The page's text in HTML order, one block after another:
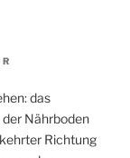
das
Nährboden
Richtung